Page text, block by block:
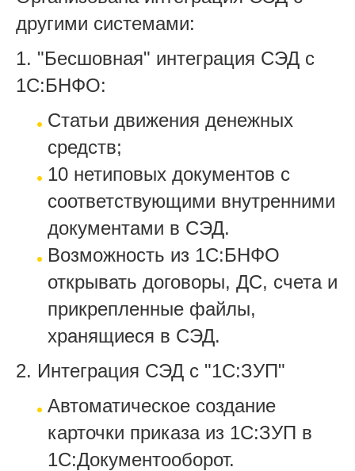
другими системами:
1. "Бесшовная" интеграция СЭД с
1С:БНФО:
Статьи движения денежных
средств;
10 нетиповых документов с
соответствующими внутренними
документами в СЭД.
Возможность из 1С:БНФО
открывать договоры, ДС, счета и
прикрепленные файлы,
хранящиеся в СЭД.
2. Интеграция СЭД с "1С:ЗУП"
Автоматическое создание
карточки приказа из 1С:ЗУП в
1С:Документооборот.